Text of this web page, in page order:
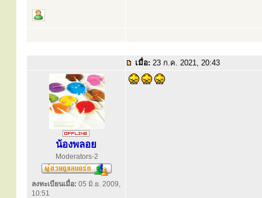
เมื่อ: 23 ก.ค. 2021, 20:43
น้องพลอย
Moderators-2
ลงทะเบียนเมื่อ: 05 มิ.ย. 2009,
10:51